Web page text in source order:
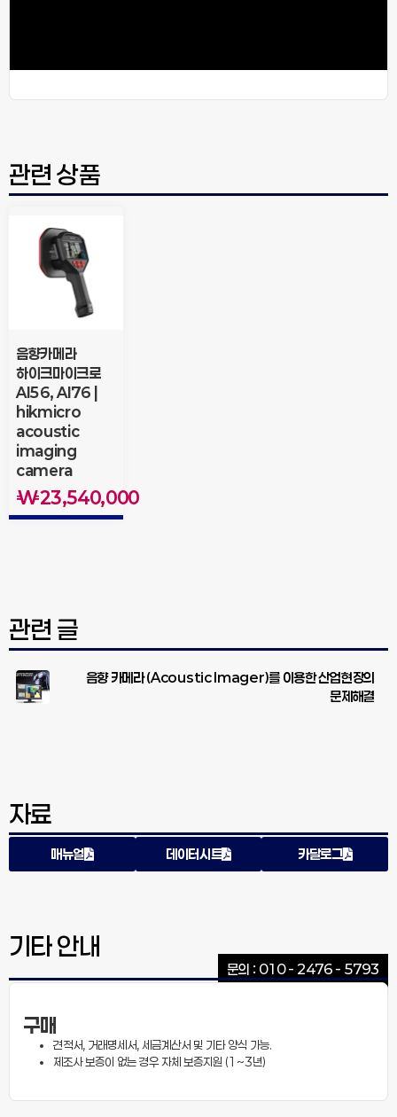
관련 글
음향 카메라 (Acoustic Imager)를 이용한 산업현장의
문제해결
자료
매뉴얼 데이터시트 카달로그
관련 상품
음향카메라
하이크마이크로
AI56, AI76 |
hikmicro
acoustic
imaging
camera
₩23,540,000
기타 안내
문의 : 010 - 2476 - 5793
구매
견적서, 거래명세서, 세금계산서 및 기타 양식 가능.
제조사 보증이 없는 경우 자체 보증지원 (1~3년)